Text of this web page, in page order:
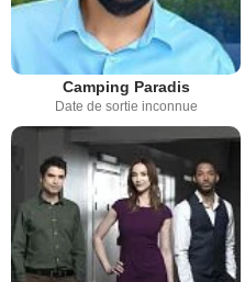
Camping Paradis
Date de sortie inconnue